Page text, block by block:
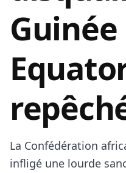
Guinée
La Confédération
infligé une lourde